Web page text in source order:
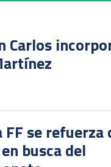
Carlos
FF se refuerza
busca del